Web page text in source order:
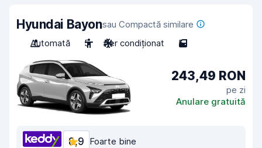
Hyundai Bayonsau Compactă similare
Automată
5 Aer condiționat 5
243,49 RON
pe zi
Anulare gratuită
8,9 Foarte bine